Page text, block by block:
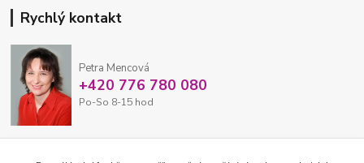
Rychlý kontakt
Petra Mencová
+420 776 780 080
Po-So 8-15 hod